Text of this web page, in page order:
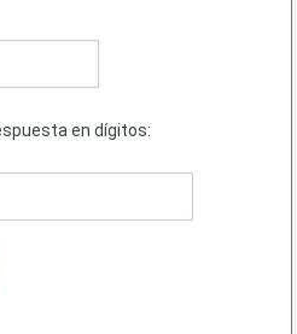
en dígitos: